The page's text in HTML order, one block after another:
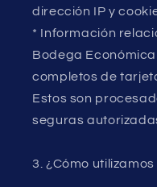
dirección IP y
* Información
Bodega
completos de
Estos son
seguras
3. ¿Cómo